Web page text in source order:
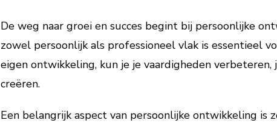
De weg naar groei en succes begint bij persoonlijke
zowel persoonlijk als professioneel vlak is essentieel
eigen ontwikkeling, kun je je vaardigheden
creëren.
Een belangrijk aspect van persoonlijke ontwikkeling